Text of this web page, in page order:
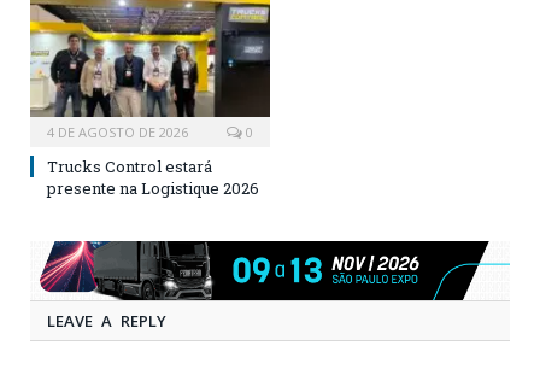
4 DE AGOSTO DE 2026 0
Trucks Control estará
presente na Logistique 2026
LEAVE A REPLY